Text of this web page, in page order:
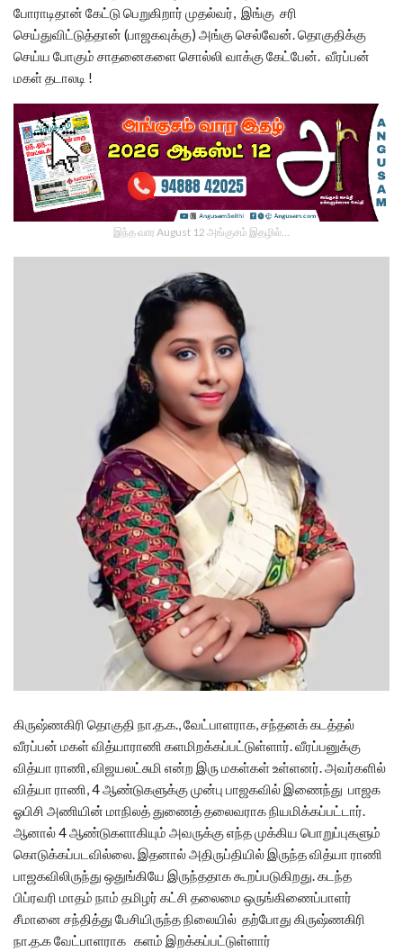
போராடிதான் கேட்டு பெறுகிறார் முதல்வர், இங்கு சரி
செய்துவிட்டுத்தான் (பாஜகவுக்கு) அங்கு செல்வேன். தொகுதிக்கு
செய்ய போகும் சாதனைகளை சொல்லி வாக்கு கேட்பேன். வீரப்பன்
மகள் தடாலடி !
இந்த வார August 12 அங்குசம் இதழில்…
கிருஷ்ணகிரி தொகுதி நா.த.க., வேட்பாளராக, சந்தனக் கடத்தல்
வீரப்பன் மகள் வித்யாராணி களமிறக்கப்பட்டுள்ளார். வீரப்பனுக்கு
வித்யா ராணி, விஜயலட்சுமி என்ற இரு மகள்கள் உள்ளனர். அவர்களில்
வித்யா ராணி, 4 ஆண்டுகளுக்கு முன்பு பாஜகவில் இணைந்து பாஜக
ஓபிசி அணியின் மாநிலத் துணைத் தலைவராக நியமிக்கப்பட்டார்.
ஆனால் 4 ஆண்டுகளாகியும் அவருக்கு எந்த முக்கிய பொறுப்புகளும்
கொடுக்கப்படவில்லை. இதனால் அதிருப்தியில் இருந்த வித்யா ராணி
பாஜகவிலிருந்து ஒதுங்கியே இருந்ததாக கூறப்படுகிறது. கடந்த
பிப்ரவரி மாதம் நாம் தமிழர் கட்சி தலைமை ஒருங்கிணைப்பாளர்
சீமானை சந்தித்து பேசியிருந்த நிலையில் தற்போது கிருஷ்ணகிரி
நா.த.க வேட்பாளராக களம் இறக்கப்பட்டுள்ளார்